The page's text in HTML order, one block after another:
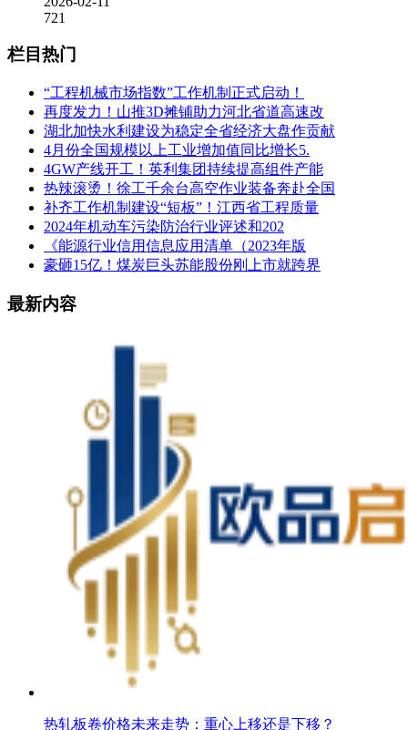
721
栏目热门
“工程机械市场指数”工作机制正式启动！
再度发力！山推3D摊铺助力河北省道高速改
湖北加快水利建设为稳定全省经济大盘作贡献
4月份全国规模以上工业增加值同比增长5.
4GW产线开工！英利集团持续提高组件产能
热辣滚烫！徐工千余台高空作业装备奔赴全国
补齐工作机制建设“短板”！江西省工程质量
2024年机动车污染防治行业评述和202
《能源行业信用信息应用清单（2023年版
豪砸15亿！煤炭巨头苏能股份刚上市就跨界
最新内容
热轧板卷价格未来走势：重心上移还是下移？